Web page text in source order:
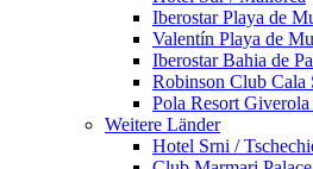
Iberostar Playa de
Valentín Playa de
Iberostar Bahia de
Robinson Club Cala
Pola Resort
Weitere Länder
Hotel Srni /